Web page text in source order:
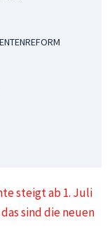
steigt ab 1. Juli
sind die neuen